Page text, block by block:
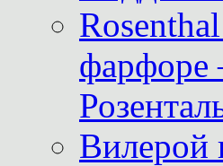
фарфоре
Вилерой